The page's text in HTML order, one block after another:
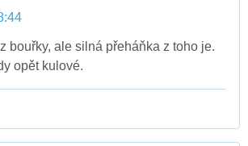
bouřky, ale silná přeháňka z toho je.
opět kulové.